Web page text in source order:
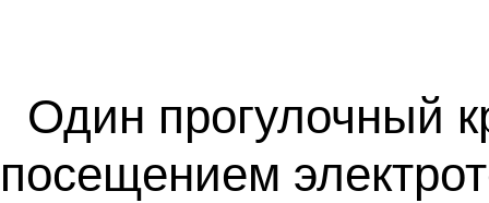
Один прогулочный
посещением